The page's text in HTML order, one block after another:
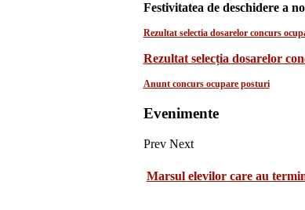
Festivitatea de deschidere a
Rezultat selectia dosarelor concurs
Rezultat selecția dosarelor
Anunt concurs ocupare posturi
Evenimente
Prev Next
Marsul elevilor care au